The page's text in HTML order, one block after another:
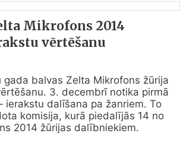
Mikrofons 2014
vērtēšanu
gada balvas Zelta Mikrofons žūrija
3. decembrī notika pirmā
ierakstu dalīšana pa žanriem. To
komisija, kurā piedalījās 14 no
2014 žūrijas dalībniekiem.